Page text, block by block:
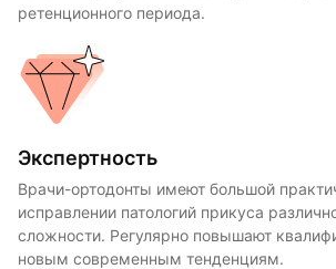
ретенционного периода.
Экспертность
Врачи-ортодонты имеют большой
исправлении патологий прикуса
сложности. Регулярно повышают
новым современным тенденциям.